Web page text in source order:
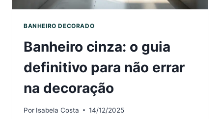
BANHEIRO DECORADO
Banheiro cinza: o guia
definitivo para não errar
na decoração
Por Isabela Costa 14/12/2025